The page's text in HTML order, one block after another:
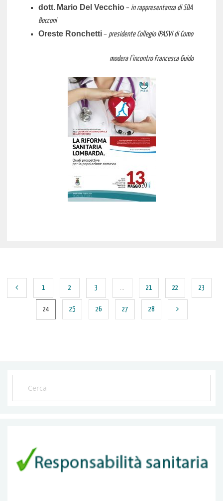
dott. Mario Del Vecchio – in rappresentanza di SDA
Bocconi
Oreste Ronchetti – presidente Collegio IPASVI di Como
modera l’incontro Francesca Guido
1 2 3 … 21 22 23
24 25 26 27 28